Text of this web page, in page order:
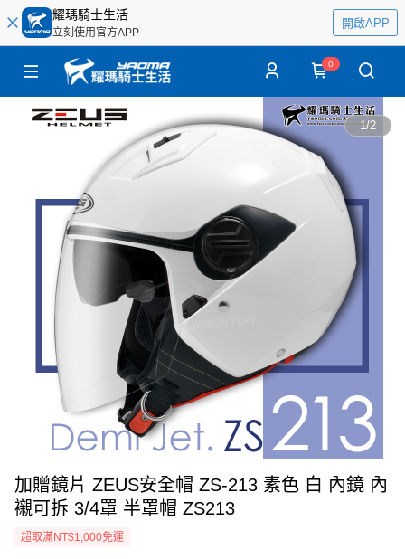
耀瑪騎士生活
立刻使用官方APP
開啟APP
0
1/2
加贈鏡片 ZEUS安全帽 ZS-213 素色 白 內鏡 內
襯可拆 3/4罩 半罩帽 ZS213
超取滿NT$1,000免運